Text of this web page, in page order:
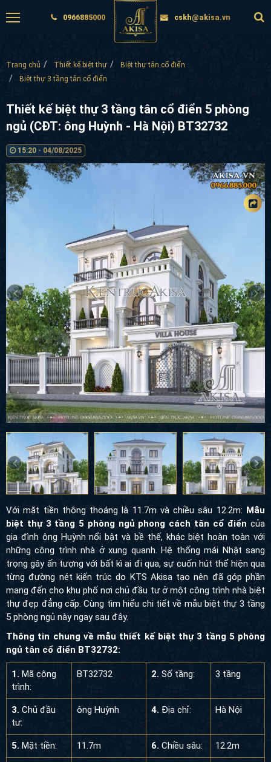
0966885000 cskh@akisa.vn
Trang chủ Thiết kế biệt thự
Biệt thự tân cổ điển
Biệt thự 3 tầng tân cổ điển
Thiết kế biệt thự 3 tầng tân cổ điển 5 phòng
ngủ (CĐT: ông Huỳnh - Hà Nội) BT32732
15:20 - 04/08/2025
Với mặt tiền thông thoáng là 11.7m và chiều sâu 12.2m: Mẫu
biệt thự 3 tầng 5 phòng ngủ phong cách tân cổ điển của
gia đình ông Huỳnh nổi bật và bề thế, khác biệt hoàn toàn với
những công trình nhà ở xung quanh. Hệ thống mái Nhật sang
trọng gây ấn tượng với bất kì ai đi qua, sự cuốn hút thể hiện qua
từng đường nét kiến trúc do KTS Akisa tạo nên đã góp phần
mang đến cho khu phố nơi chủ đầu tư ở một công trình nhà biệt
thự đẹp đẳng cấp. Cùng tìm hiểu chi tiết về mẫu biệt thự 3 tầng
5 phòng ngủ này ngay sau đây.
Thông tin chung về mẫu thiết kế biệt thự 3 tầng 5 phòng
ngủ tân cổ điển BT32732:
1. Mã công
trình:
BT32732 2. Số tầng: 3 tầng
3. Chủ đầu
tư:
ông Huỳnh 4. Địa chỉ: Hà Nội
5. Mặt tiền: 11.7m 6. Chiều sâu: 12.2m